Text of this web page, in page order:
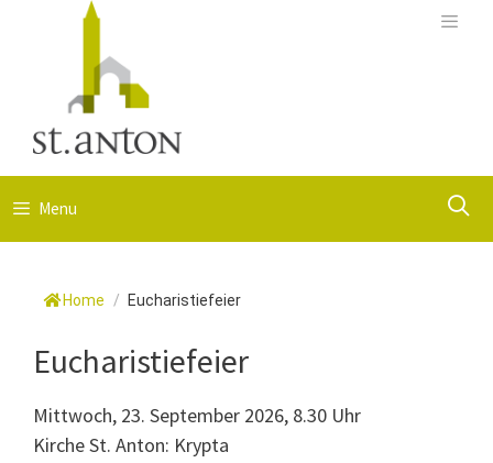
Menu
Home / Eucharistiefeier
Eucharistiefeier
Mittwoch, 23. September 2026, 8.30 Uhr
Kirche St. Anton: Krypta